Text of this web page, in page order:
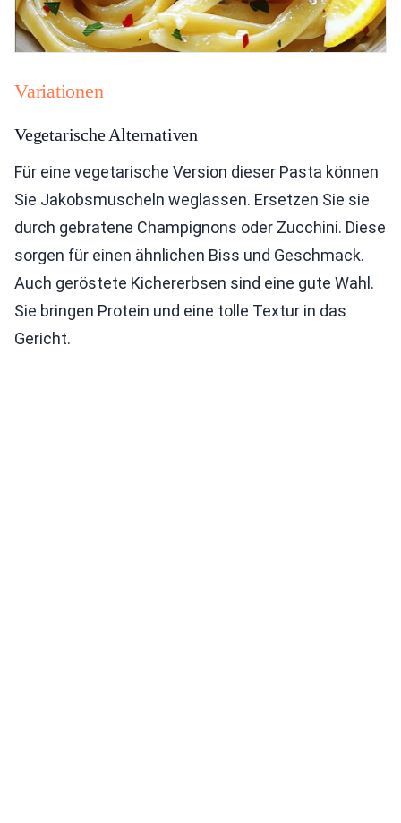
Variationen
Vegetarische Alternativen
Für eine vegetarische Version dieser Pasta können
Sie Jakobsmuscheln weglassen. Ersetzen Sie sie
durch gebratene Champignons oder Zucchini. Diese
sorgen für einen ähnlichen Biss und Geschmack.
Auch geröstete Kichererbsen sind eine gute Wahl.
Sie bringen Protein und eine tolle Textur in das
Gericht.